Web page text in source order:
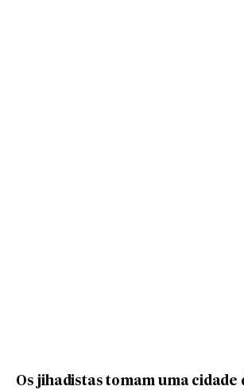
Os jihadistas tomam uma cidade